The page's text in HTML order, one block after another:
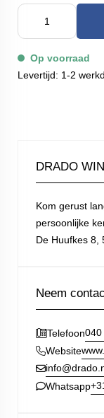
Op voorraad
Levertijd: 1-2
DRADO
Kom gerust
persoonlijke
De Huufkes 8,
Neem
Telefoon040
Website
Whatsapp